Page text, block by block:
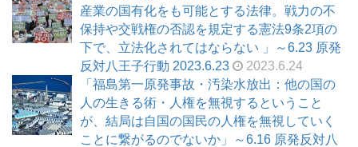
産業の国有化をも可能とする法律。戦力の不
保持や交戦権の否認を規定する憲法9条2項の
下で、立法化されてはならない 」～6.23 原発
反対八王子行動 2023.6.23
2023.6.24
「福島第一原発事故・汚染水放出：他の国の
人の生きる術・人権を無視するということ
が、結局は自国の国民の人権を無視していく
ことに繋がるのでないか」～6.16 原発反対八